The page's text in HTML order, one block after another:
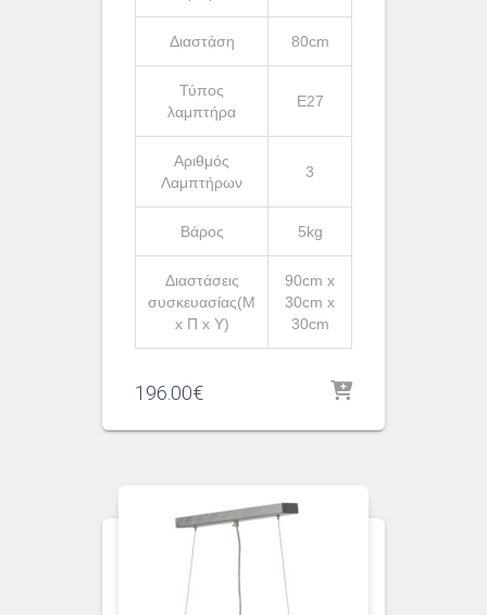
Διαστάση 80cm
Τύπος
λαμπτήρα
Ε27
Αριθμός
Λαμπτήρων
3
Βάρος 5kg
Διαστάσεις
συσκευασίας(Μ
x Π x Υ)
90cm x
30cm x
30cm
196.00€